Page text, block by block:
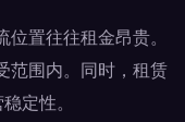
位置往往租金昂贵。
范围内。同时，租赁
定性。